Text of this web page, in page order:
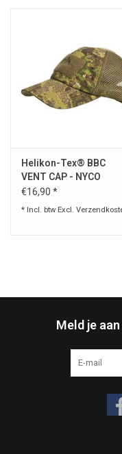
Helikon-Tex® BBC
VENT CAP - NYCO
RIPSTOP
€16,90 *
* Incl. btw Excl.
Meld je